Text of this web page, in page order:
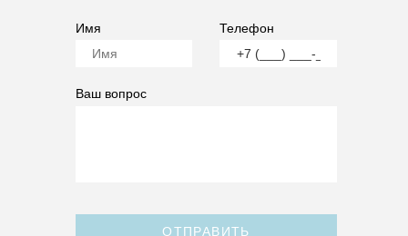
Имя Телефон
Ваш вопрос
ОТПРАВИТЬ